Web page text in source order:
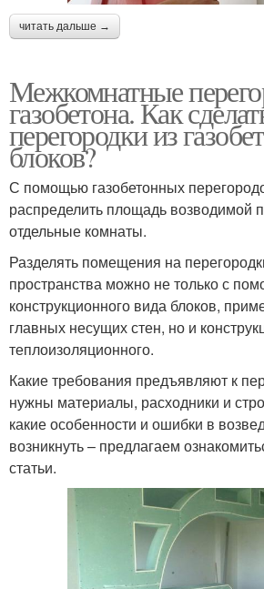
читать дальше →
Межкомнатные
газобетона. Как
перегородки из
блоков?
С помощью газобетонных
распределить площадь возводимой
отдельные комнаты.
Разделять помещения на
пространства можно не только с
конструкционного вида блоков,
главных несущих стен, но и
теплоизоляционного.
Какие требования предъявляют к
нужны материалы, расходники и
какие особенности и ошибки в
возникнуть – предлагаем
статьи.